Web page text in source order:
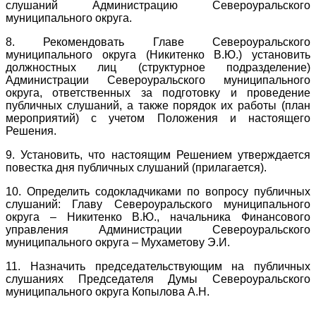
слушаний Администрацию Североуральского
муниципального округа.
8. Рекомендовать Главе Североуральского
муниципального округа (Никитенко В.Ю.) установить
должностных лиц (структурное подразделение)
Администрации Североуральского муниципального
округа, ответственных за подготовку и проведение
публичных слушаний, а также порядок их работы (план
мероприятий) с учетом Положения и настоящего
Решения.
9. Установить, что настоящим Решением утверждается
повестка дня публичных слушаний (прилагается).
10. Определить содокладчиками по вопросу публичных
слушаний: Главу Североуральского муниципального
округа – Никитенко В.Ю., начальника Финансового
управления Администрации Североуральского
муниципального округа – Мухаметову Э.И.
11. Назначить председательствующим на публичных
слушаниях Председателя Думы Североуральского
муниципального округа Копылова А.Н.